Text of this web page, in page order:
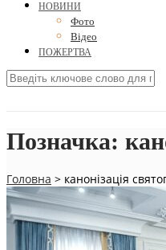
НОВИНИ
Фото
Відео
ПОЖЕРТВА
Позначка:
Головна > канонізація